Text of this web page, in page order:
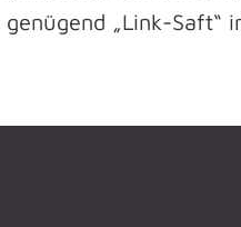
„Link-Saft“